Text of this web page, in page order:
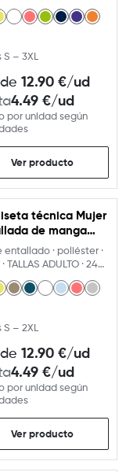
S – 3XL
12.90 €/ud
4.49 €/ud
por unidad según
Ver producto
técnica Mujer
de manga
ranglán
entallado · poliéster ·
TALLAS ADULTO · 24
S – 2XL
12.90 €/ud
4.49 €/ud
por unidad según
Ver producto